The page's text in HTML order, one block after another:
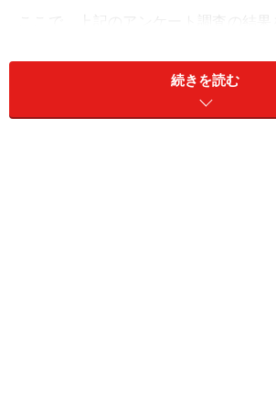
ここで、上記のアンケート調査の結果
「証券会社や銀行等の人から勧められ
続きを読む